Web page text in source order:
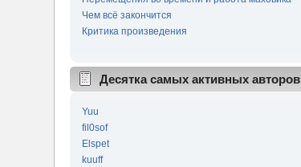
Чем всё закончится
Критика произведения
Десятка самых активных авторов
Yuu
fil0sof
Elspet
kuuff